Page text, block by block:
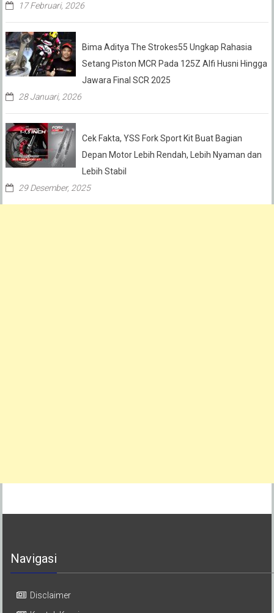
17 Februari, 2026
Bima Aditya The Strokes55 Ungkap Rahasia
Setang Piston MCR Pada 125Z Alfi Husni Hingga
Jawara Final SCR 2025
28 Januari, 2026
Cek Fakta, YSS Fork Sport Kit Buat Bagian
Depan Motor Lebih Rendah, Lebih Nyaman dan
Lebih Stabil
29 Desember, 2025
Navigasi
Disclaimer